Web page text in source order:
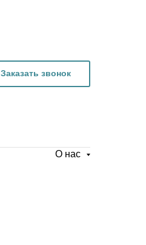
Заказать звонок
О нас